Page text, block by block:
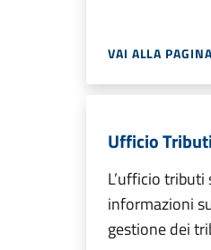
VAI ALLA PAGINA
Ufficio Tributi
L’ufficio
informazioni
gestione dei